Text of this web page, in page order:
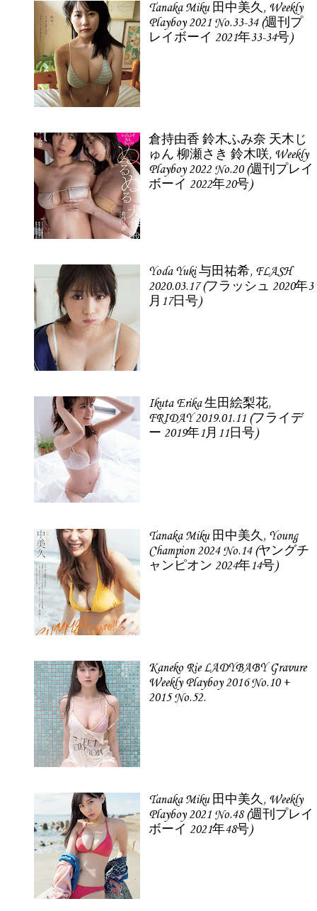
Tanaka Miku 田中美久, Weekly
Playboy 2021 No.33-34 (週刊プ
レイボーイ 2021年33-34号)
倉持由香 鈴木ふみ奈 天木じ
ゅん 柳瀬さき 鈴木咲, Weekly
Playboy 2022 No.20 (週刊プレイ
ボーイ 2022年20号)
Yoda Yuki 与田祐希, FLASH
2020.03.17 (フラッシュ 2020年3
月17日号)
Ikuta Erika 生田絵梨花,
FRIDAY 2019.01.11 (フライデ
ー 2019年1月11日号)
Tanaka Miku 田中美久, Young
Champion 2024 No.14 (ヤングチ
ャンピオン 2024年14号)
Kaneko Rie LADYBABY Gravure
Weekly Playboy 2016 No.10 +
2015 No.52.
Tanaka Miku 田中美久, Weekly
Playboy 2021 No.48 (週刊プレイ
ボーイ 2021年48号)